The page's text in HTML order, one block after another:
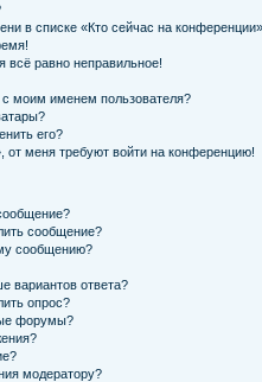
в списке «Кто сейчас на
всё равно неправильное!
моим именем пользователя?
его?
от меня требуют войти на конференцию!
сообщение?
сообщению?
вариантов ответа?
опрос?
форумы?
модератору?